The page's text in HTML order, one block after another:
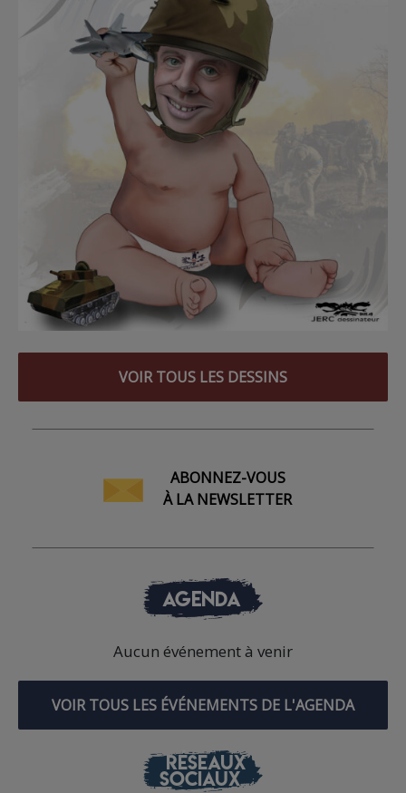
VOIR TOUS LES DESSINS
ABONNEZ-VOUS
À LA NEWSLETTER
AGENDA
Aucun événement à venir
VOIR TOUS LES ÉVÉNEMENTS DE L'AGENDA
RÉSEAUX
SOCIAUX